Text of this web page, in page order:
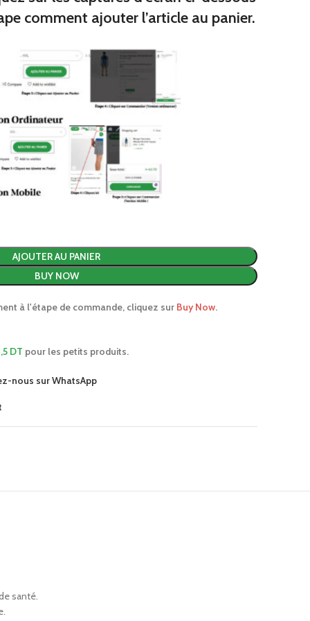
junior
comment ajouter l’article au panier.
AJOUTER AU PANIER
BUY NOW
à l'étape de commande, cliquez sur Buy Now.
DT pour les petits produits.
nous sur WhatsApp
santé.